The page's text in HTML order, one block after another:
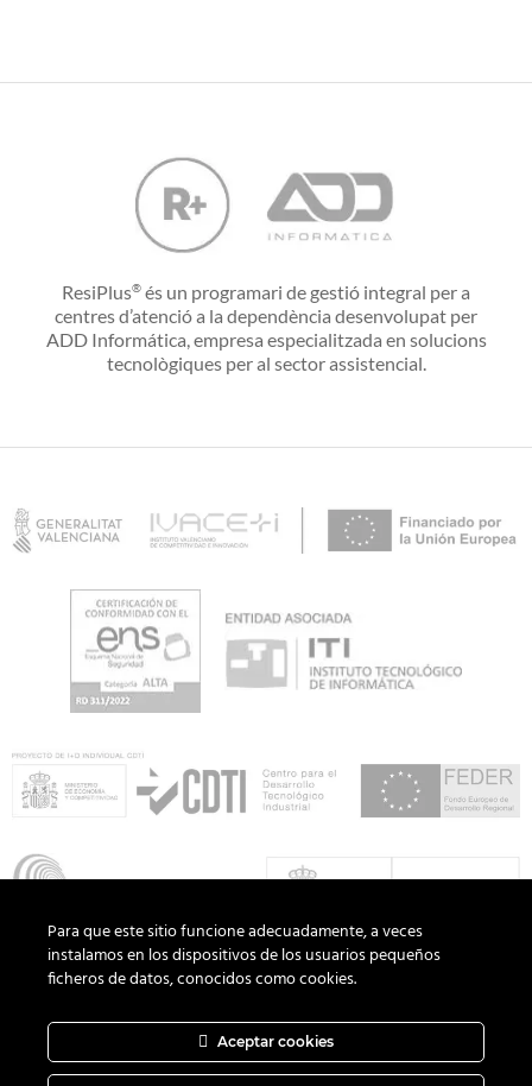
ResiPlus® és un programari de gestió integral per a
centres d’atenció a la dependència desenvolupat per
ADD Informática, empresa especialitzada en solucions
tecnològiques per al sector assistencial.
ADD Informática· Todos los derechos
reservados.Política de Privacidad|Aviso Legal|Política de Cookies
Para que este sitio funcione adecuadamente, a veces
instalamos en los dispositivos de los usuarios pequeños
ficheros de datos, conocidos como cookies.
Aceptar cookies